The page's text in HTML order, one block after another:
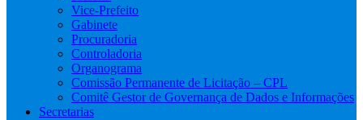
Vice-Prefeito
Gabinete
Procuradoria
Controladoria
Organograma
Comissão Permanente de Licitação – CPL
Comitê Gestor de Governança de Dados e Informações
Secretarias